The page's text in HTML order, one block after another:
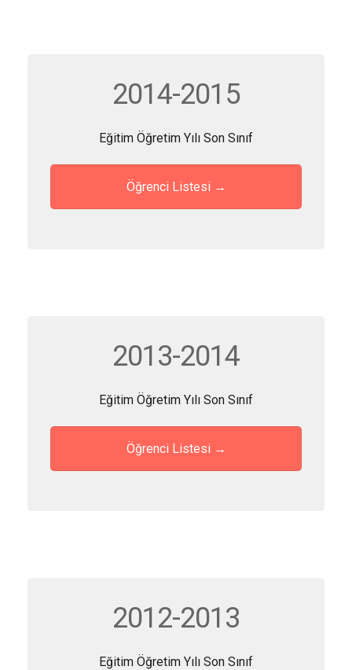
2014-2015
Eğitim Öğretim Yılı Son Sınıf
Öğrenci Listesi →
2013-2014
Eğitim Öğretim Yılı Son Sınıf
Öğrenci Listesi →
2012-2013
Eğitim Öğretim Yılı Son Sınıf